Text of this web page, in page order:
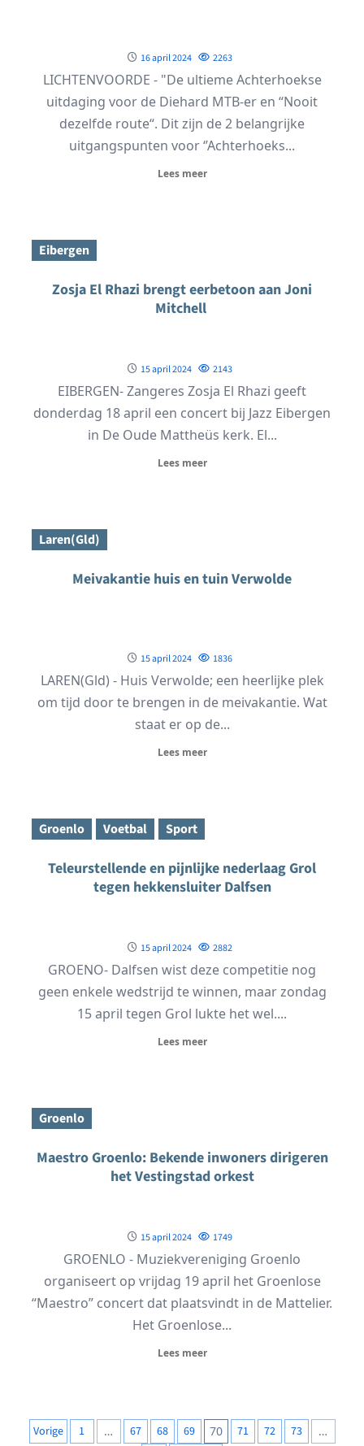
16 april 2024 2263
LICHTENVOORDE - "De ultieme Achterhoekse
uitdaging voor de Diehard MTB-er en “Nooit
dezelfde route“. Dit zijn de 2 belangrijke
uitgangspunten voor ‘’Achterhoeks...
Lees meer
Eibergen
Zosja El Rhazi brengt eerbetoon aan Joni
Mitchell
15 april 2024 2143
EIBERGEN- Zangeres Zosja El Rhazi geeft
donderdag 18 april een concert bij Jazz Eibergen
in De Oude Mattheüs kerk. El...
Lees meer
Laren(Gld)
Meivakantie huis en tuin Verwolde
15 april 2024 1836
LAREN(Gld) - Huis Verwolde; een heerlijke plek
om tijd door te brengen in de meivakantie. Wat
staat er op de...
Lees meer
Groenlo Voetbal Sport
Teleurstellende en pijnlijke nederlaag Grol
tegen hekkensluiter Dalfsen
15 april 2024 2882
GROENO- Dalfsen wist deze competitie nog
geen enkele wedstrijd te winnen, maar zondag
15 april tegen Grol lukte het wel....
Lees meer
Groenlo
Maestro Groenlo: Bekende inwoners dirigeren
het Vestingstad orkest
15 april 2024 1749
GROENLO - Muziekvereniging Groenlo
organiseert op vrijdag 19 april het Groenlose
“Maestro” concert dat plaatsvindt in de Mattelier.
Het Groenlose...
Lees meer
Berichten
Vorige 1 … 67 68 69 70 71 72 73 …